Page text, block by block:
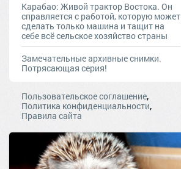
Карабао: Живой трактор Востока. Он
справляется с работой, которую может
сделать только машина и тащит на
себе всё сельское хозяйство страны
Замечательные архивные снимки.
Потрясающая серия!
Пользовательское соглашение,
Политика конфиденциальности,
Правила сайта